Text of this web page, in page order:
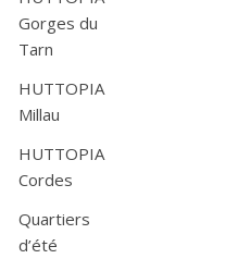
Gorges du
Tarn
HUTTOPIA
Millau
HUTTOPIA
Cordes
Quartiers
d’été